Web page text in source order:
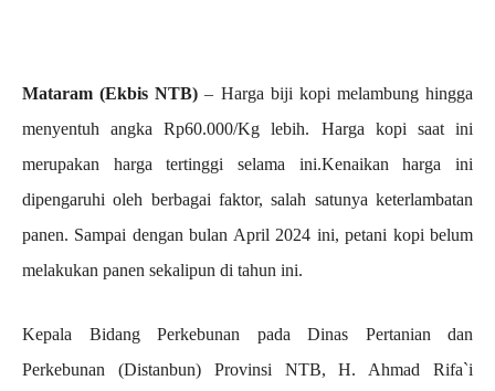
Mataram (Ekbis NTB) – Harga biji kopi melambung hingga
menyentuh angka Rp60.000/Kg lebih. Harga kopi saat ini
merupakan harga tertinggi selama ini.Kenaikan harga ini
dipengaruhi oleh berbagai faktor, salah satunya keterlambatan
panen. Sampai dengan bulan April 2024 ini, petani kopi belum
melakukan panen sekalipun di tahun ini.
Kepala Bidang Perkebunan pada Dinas Pertanian dan
Perkebunan (Distanbun) Provinsi NTB, H. Ahmad Rifa`i